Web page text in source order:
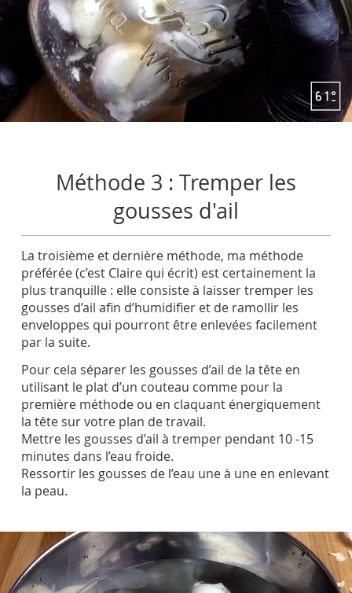
Méthode 3 : Tremper les
gousses d'ail
La troisième et dernière méthode, ma méthode
préférée (c’est Claire qui écrit) est certainement la
plus tranquille : elle consiste à laisser tremper les
gousses d’ail afin d’humidifier et de ramollir les
enveloppes qui pourront être enlevées facilement
par la suite.
Pour cela séparer les gousses d’ail de la tête en
utilisant le plat d’un couteau comme pour la
première méthode ou en claquant énergiquement
la tête sur votre plan de travail.
Mettre les gousses d’ail à tremper pendant 10 -15
minutes dans l’eau froide.
Ressortir les gousses de l’eau une à une en enlevant
la peau.